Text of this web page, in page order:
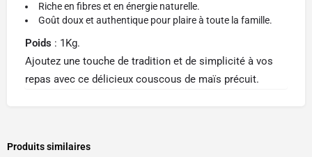
Riche en fibres et en énergie naturelle.
Goût doux et authentique pour plaire à toute la famille.
Poids : 1Kg.
Ajoutez une touche de tradition et de simplicité à vos
repas avec ce délicieux couscous de maïs précuit.
Produits similaires